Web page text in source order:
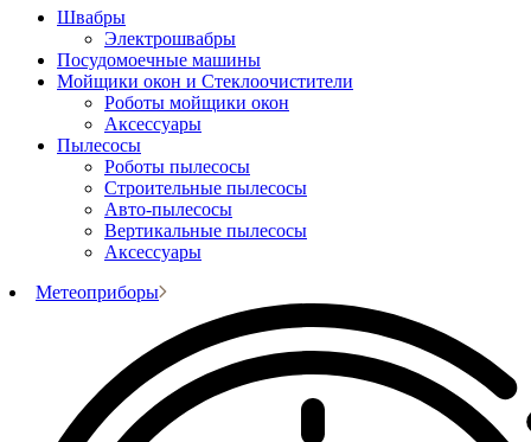
Швабры
Электрошвабры
Посудомоечные машины
Мойщики окон и Стеклоочистители
Роботы мойщики окон
Аксессуары
Пылесосы
Роботы пылесосы
Строительные пылесосы
Авто-пылесосы
Вертикальные пылесосы
Аксессуары
Метеоприборы